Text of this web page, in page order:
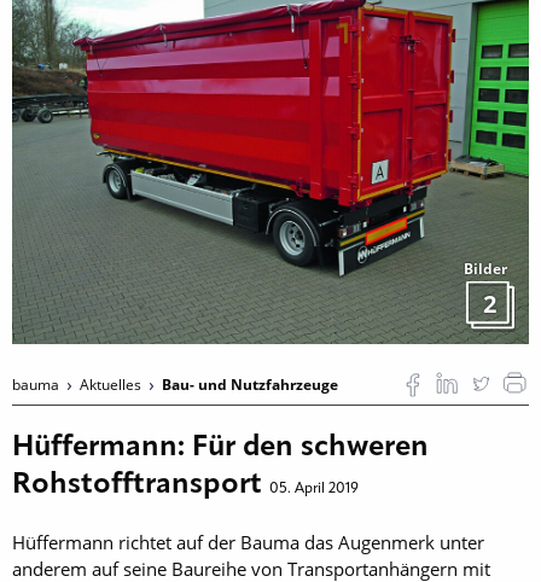
Bilder
2
bauma Aktuelles Bau- und Nutzfahrzeuge
Hüffermann: Für den schweren
Rohstofftransport 05. April 2019
Hüffermann richtet auf der Bauma das Augenmerk unter
anderem auf seine Baureihe von Transportanhängern mit